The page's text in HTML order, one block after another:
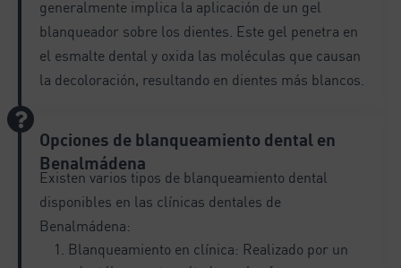
generalmente implica la aplicación de un gel
blanqueador sobre los dientes. Este gel penetra en
el esmalte dental y oxida las moléculas que causan
la decoloración, resultando en dientes más blancos.
Opciones de blanqueamiento dental en
Benalmádena
Existen varios tipos de blanqueamiento dental
disponibles en las clínicas dentales de
Benalmádena:
Blanqueamiento en clínica: Realizado por un